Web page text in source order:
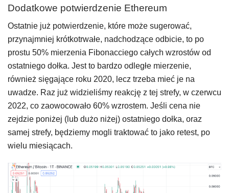
Dodatkowe potwierdzenie Ethereum
Ostatnie już potwierdzenie, które może sugerować,
przynajmniej krótkotrwałe, nadchodzące odbicie, to po
prostu 50% mierzenia Fibonacciego całych wzrostów od
ostatniego dołka. Jest to bardzo odległe mierzenie,
również sięgające roku 2020, lecz trzeba mieć je na
uwadze. Raz już widzieliśmy reakcję z tej strefy, w czerwcu
2022, co zaowocowało 60% wzrostem. Jeśli cena nie
zejdzie poniżej (lub dużo niżej) ostatniego dołka, oraz
samej strefy, będziemy mogli traktować to jako retest, po
wielu miesiącach.